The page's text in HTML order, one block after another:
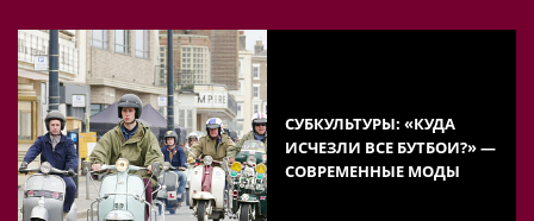
СУБКУЛЬТУРЫ: «КУДА
ИСЧЕЗЛИ ВСЕ БУТБОИ?» —
СОВРЕМЕННЫЕ МОДЫ